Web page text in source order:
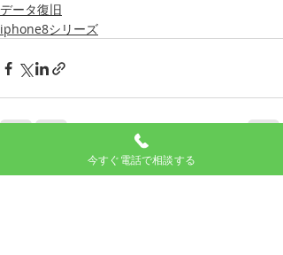
データ復旧
iphone8シリーズ
最新記事
今すぐ電話で相談する